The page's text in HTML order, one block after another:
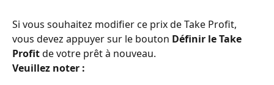
Si vous souhaitez modifier ce prix de Take Profit,
vous devez appuyer sur le bouton Définir le Take
Profit de votre prêt à nouveau.
Veuillez noter :